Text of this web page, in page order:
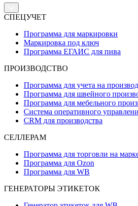
СПЕЦУЧЕТ
Программа для маркировки
Маркировка под ключ
Программа ЕГАИС для пива
ПРОИЗВОДСТВО
Программа для учета на
Программа для швейного
Программа для мебельного
Система оперативного
CRM для производства
СЕЛЛЕРАМ
Программа для торговли на
Программа для Ozon
Программа для WB
ГЕНЕРАТОРЫ ЭТИКЕТОК